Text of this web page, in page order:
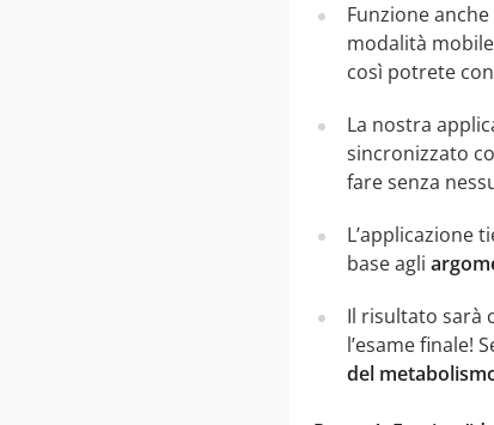
Funzione
modalità
così potrete
La nostra
sincronizzato
fare senza
L’applicazione
base agli
Il risultato sarà
l’esame finale!
del